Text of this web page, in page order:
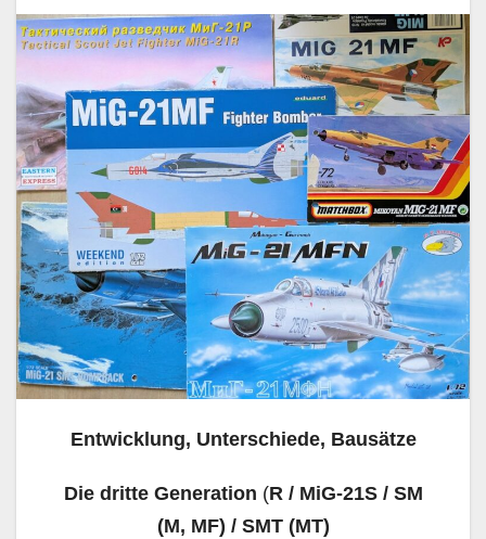
Entwicklung, Unterschiede, Bausätze
Die dritte Generation (R / MiG-21S / SM
(M, MF) / SMT (MT)